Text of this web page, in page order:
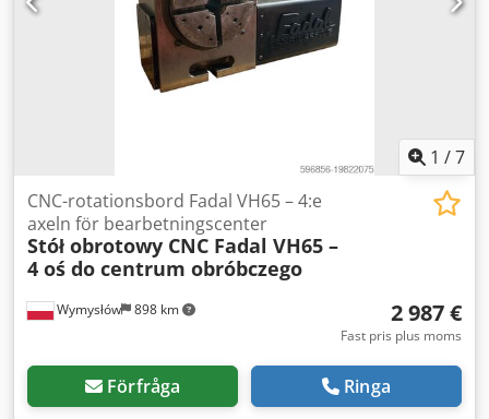
oss för mer information om denna maskin. • skick: Ny •
Strömförsörjning: 380 V, 3-fas Dedpfxsx E Efvj Akqskr •
Spindel: HSD, 9 kW, HSK F63 • Styrenhet: NC Studio (tyska
språket) • Verktygsväxlare: Linjär, 10 verktyg • Drivenheter:
1 /7
Wymysłów 898 km
CNC-rotationsbord Fadal VH65 – 4:e
axeln för bearbetningscenter
Stół obrotowy CNC Fadal VH65 –
4 oś do centrum obróbczego
2 987 €
Fast pris plus moms
Förfråga Ringa